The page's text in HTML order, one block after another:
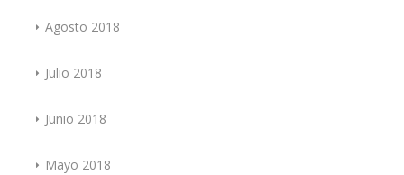
Agosto 2018
Julio 2018
Junio 2018
Mayo 2018